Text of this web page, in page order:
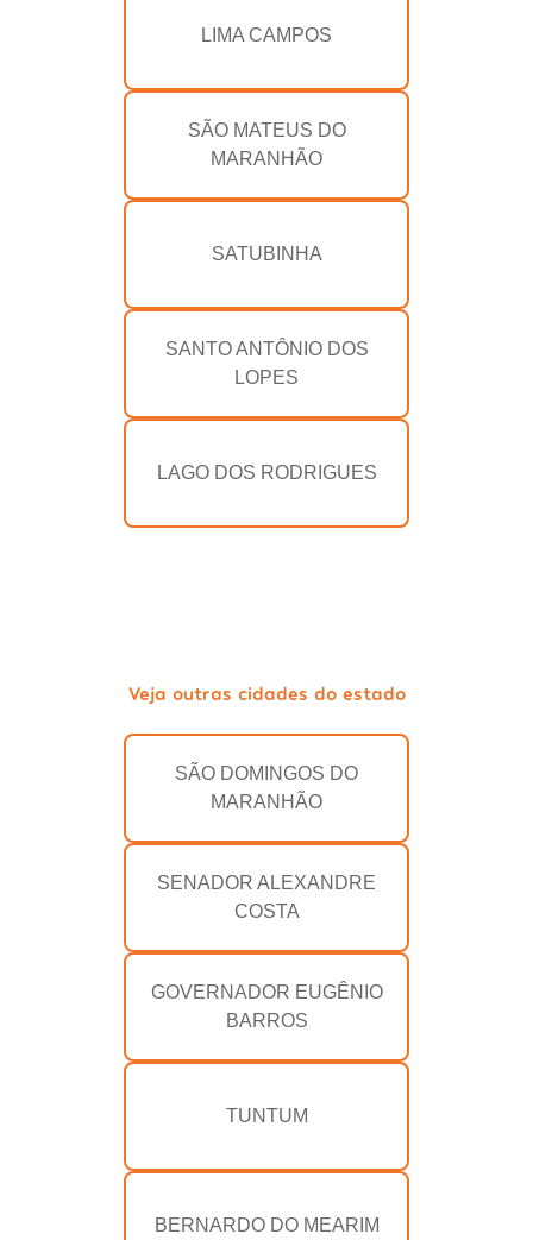
LIMA CAMPOS
SÃO MATEUS DO
MARANHÃO
SATUBINHA
SANTO ANTÔNIO DOS
LOPES
LAGO DOS RODRIGUES
Veja outras cidades do estado
SÃO DOMINGOS DO
MARANHÃO
SENADOR ALEXANDRE
COSTA
GOVERNADOR EUGÊNIO
BARROS
TUNTUM
BERNARDO DO MEARIM